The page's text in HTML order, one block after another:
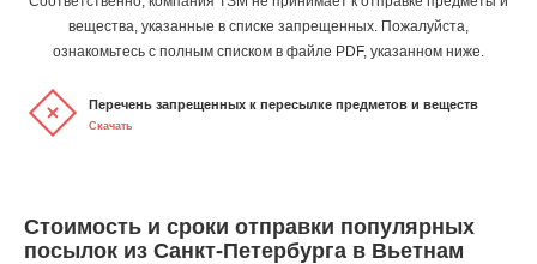
вещества, указанные в списке запрещенных. Пожалуйста,
ознакомьтесь с полным списком в файле PDF, указанном ниже.
Перечень запрещенных к пересылке предметов и веществ
Скачать
Стоимость и сроки отправки популярных
посылок из Санкт-Петербурга в Вьетнам